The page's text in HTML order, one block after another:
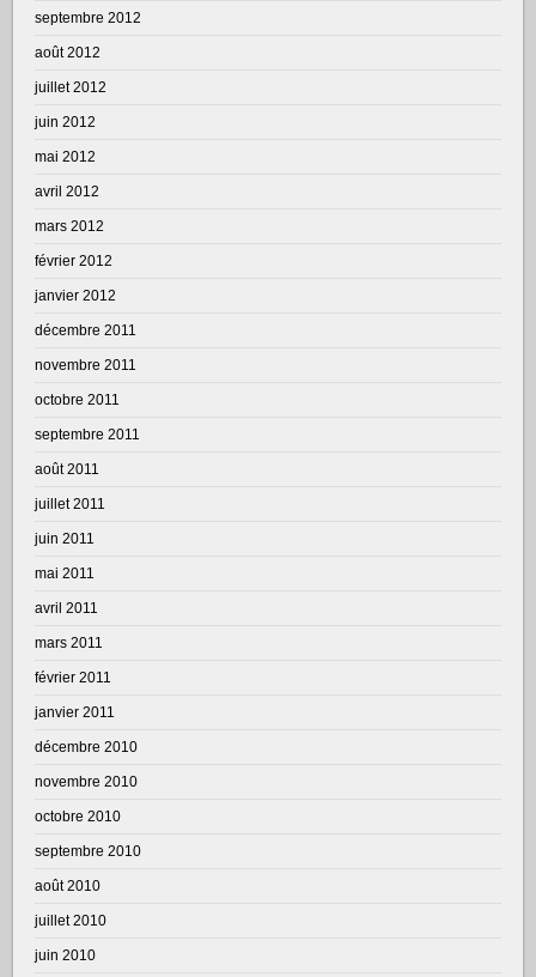
septembre 2012
août 2012
juillet 2012
juin 2012
mai 2012
avril 2012
mars 2012
février 2012
janvier 2012
décembre 2011
novembre 2011
octobre 2011
septembre 2011
août 2011
juillet 2011
juin 2011
mai 2011
avril 2011
mars 2011
février 2011
janvier 2011
décembre 2010
novembre 2010
octobre 2010
septembre 2010
août 2010
juillet 2010
juin 2010